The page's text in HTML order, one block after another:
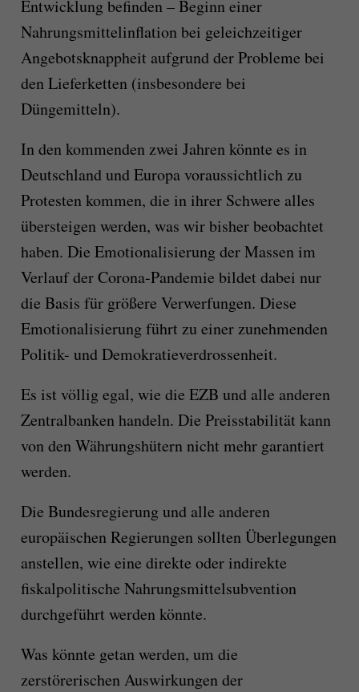
Entwicklung befinden – Beginn einer
Nahrungsmittelinflation bei geleichzeitiger
Angebotsknappheit aufgrund der Probleme bei
den Lieferketten (insbesondere bei
Düngemitteln).
In den kommenden zwei Jahren könnte es in
Deutschland und Europa voraussichtlich zu
Protesten kommen, die in ihrer Schwere alles
übersteigen werden, was wir bisher beobachtet
haben. Die Emotionalisierung der Massen im
Verlauf der Corona-Pandemie bildet dabei nur
die Basis für größere Verwerfungen. Diese
Emotionalisierung führt zu einer zunehmenden
Politik- und Demokratieverdrossenheit.
Es ist völlig egal, wie die EZB und alle anderen
Zentralbanken handeln. Die Preisstabilität kann
von den Währungshütern nicht mehr garantiert
werden.
Die Bundesregierung und alle anderen
europäischen Regierungen sollten Überlegungen
anstellen, wie eine direkte oder indirekte
fiskalpolitische Nahrungsmittelsubvention
durchgeführt werden könnte.
Was könnte getan werden, um die
zerstörerischen Auswirkungen der